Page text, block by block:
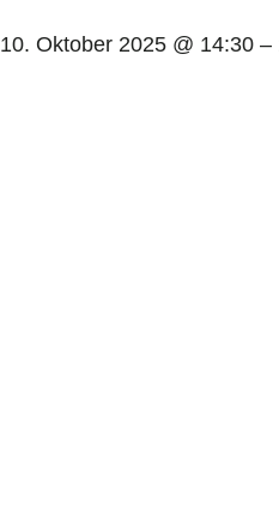
10. Oktober 2025 @ 14:30 –